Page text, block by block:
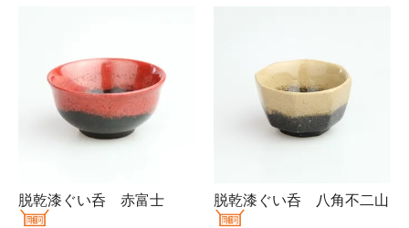
脱乾漆ぐい呑 赤富士 脱乾漆ぐい呑 八角不二山